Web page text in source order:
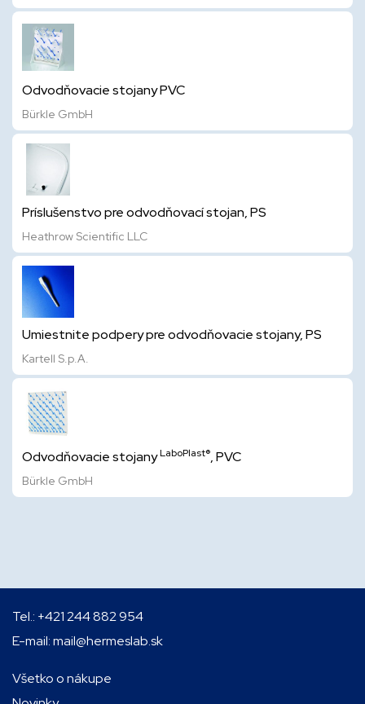
Odvodňovacie stojany PVC
Bürkle GmbH
Príslušenstvo pre odvodňovací stojan, PS
Heathrow Scientific LLC
Umiestnite podpery pre odvodňovacie stojany, PS
Kartell S.p.A.
Odvodňovacie stojanyLaboPlast®, PVC
Bürkle GmbH
Tel.: +421 244 882 954
E-mail:mail@hermeslab.sk
Všetko o nákupe